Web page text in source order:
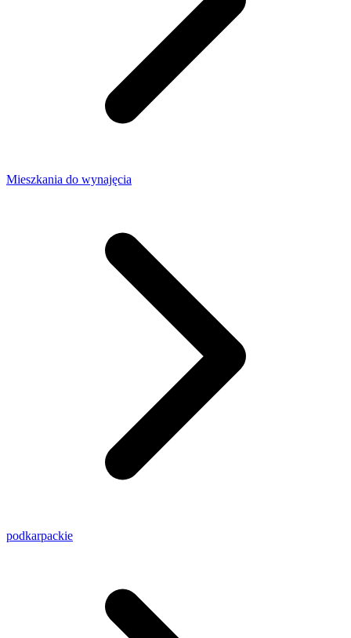
Mieszkania do wynajęcia
podkarpackie